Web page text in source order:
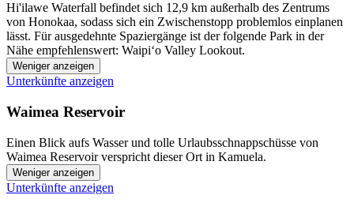
Hi'ilawe Waterfall befindet sich 12,9 km außerhalb des Zentrums
von Honokaa, sodass sich ein Zwischenstopp problemlos einplanen
lässt. Für ausgedehnte Spaziergänge ist der folgende Park in der
Nähe empfehlenswert: Waipiʻo Valley Lookout.
Weniger anzeigen
Unterkünfte anzeigen
Waimea Reservoir
Einen Blick aufs Wasser und tolle Urlaubsschnappschüsse von
Waimea Reservoir verspricht dieser Ort in Kamuela.
Weniger anzeigen
Unterkünfte anzeigen